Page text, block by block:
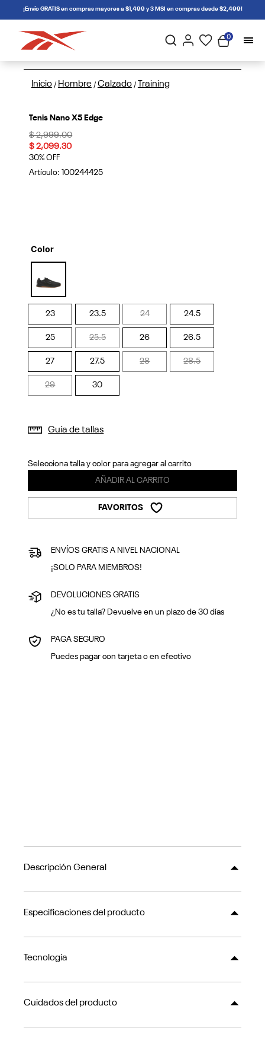
connectif¡Envío GRATIS en compras mayores a $1,499 y 3 MSI en compras desde $2,499!
0
Inicio / Hombre / Calzado / Training
Tenis Nano X5 Edge
Price reduced from
$ 2,999.00to
$ 2,099.30
30% OFF
Artículo: 100244425
Color
selected
23 23.5 24 24.5
25 25.5 26 26.5
27 27.5 28 28.5
29 30
Guía de tallas
Selecciona talla y color para agregar al carrito
AÑADIR AL CARRITO
FAVORITOS
ENVÍOS GRATIS A NIVEL NACIONAL
¡SOLO PARA MIEMBROS!
DEVOLUCIONES GRATIS
¿No es tu talla? Devuelve en un plazo de 30 días
PAGA SEGURO
Puedes pagar con tarjeta o en efectivo
Descripción General
Especificaciones del producto
Tecnología
Cuidados del producto